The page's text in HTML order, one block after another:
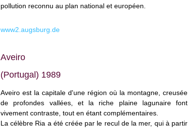
pollution reconnu au plan national et européen.
www2.augsburg.de
Aveiro
(Portugal) 1989
Aveiro est la capitale d'une région où la montagne, creusée
de profondes vallées, et la riche plaine lagunaire font
vivement contraste, tout en étant complémentaires.
La célèbre Ria a été créée par le recul de la mer, qui à partir